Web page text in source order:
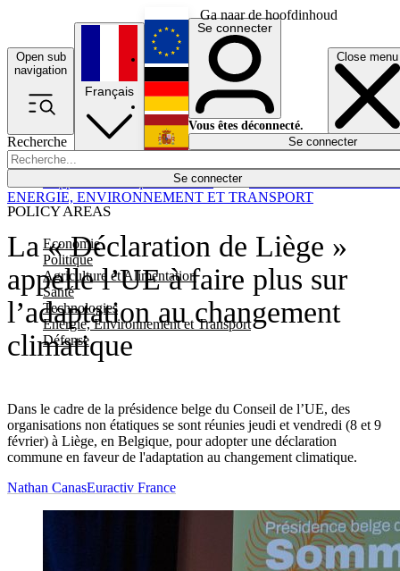
Ga naar de hoofdinhoud
Open sub
navigation
Close menu
Recherche
Se connecter
POLICY AREAS
Economie
Politique
Agriculture et Alimentation
Santé
Technologies
Energie, Environnement et Transport
Défense
Économie
Français
English
Deutsch
Español
Se connecter
Vous êtes déconnecté.
Se connecter
La « Déclaration de Liège »
appelle l’UE à faire plus sur
l’adaptation au changement
climatique
Dans le cadre de la présidence belge du Conseil de l’UE, des
organisations non étatiques se sont réunies jeudi et vendredi (8 et 9
février) à Liège, en Belgique, pour adopter une déclaration
commune en faveur de l'adaptation au changement climatique.
ENERGIE, ENVIRONNEMENT ET TRANSPORT
Nathan CanasEuractiv France